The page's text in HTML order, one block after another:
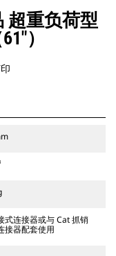
轮式挖掘机兼容。
宽度连接器。
系统兼容的附件采
器铰接件。 CW 专
锁定系统，确保始
超重负荷型
）
式连接器或与 Cat 抓销
接器配套使用